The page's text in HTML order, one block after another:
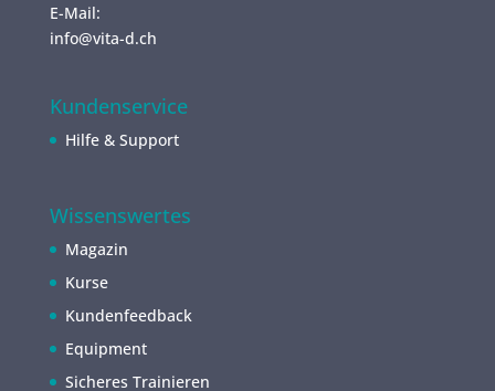
E-Mail:
info@vita-d.ch
Kundenservice
Hilfe & Support
Wissenswertes
Magazin
Kurse
Kundenfeedback
Equipment
Sicheres Trainieren